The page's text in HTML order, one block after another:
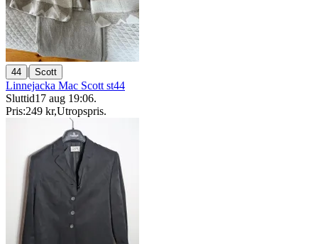
44 | Scott
Linnejacka Mac Scott st44
Sluttid17 aug 19:06.
Pris:249 kr,Utropspris.